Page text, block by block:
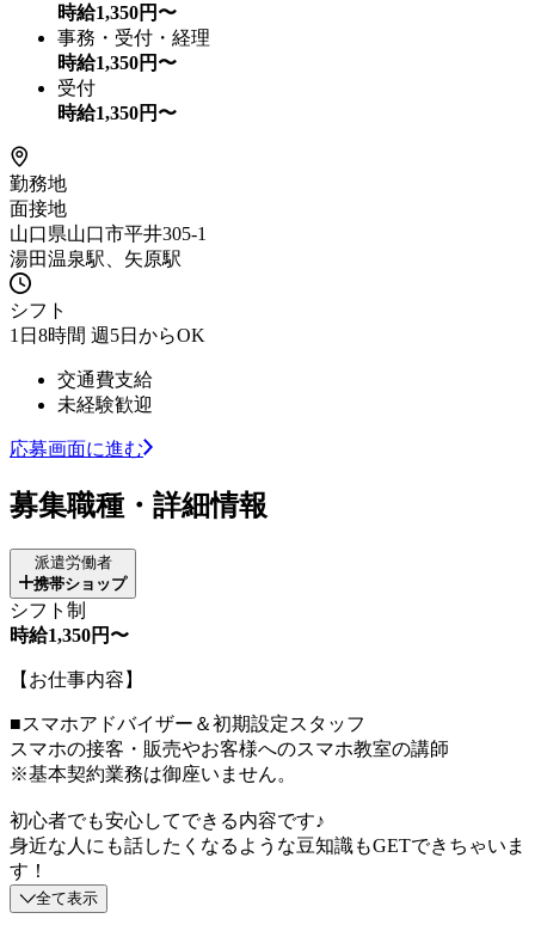
時給1,350円〜
事務・受付・経理
時給1,350円〜
受付
時給1,350円〜
勤務地
面接地
山口県山口市平井305-1
湯田温泉駅、矢原駅
シフト
1日8時間 週5日からOK
交通費支給
未経験歓迎
応募画面に進む
募集職種・詳細情報
派遣労働者
携帯ショップ
シフト制
時給1,350円〜
【お仕事内容】
■スマホアドバイザー＆初期設定スタッフ
スマホの接客・販売やお客様へのスマホ教室の講師
※基本契約業務は御座いません。
初心者でも安心してできる内容です♪
身近な人にも話したくなるような豆知識もGETできちゃいま
す！
全て表示